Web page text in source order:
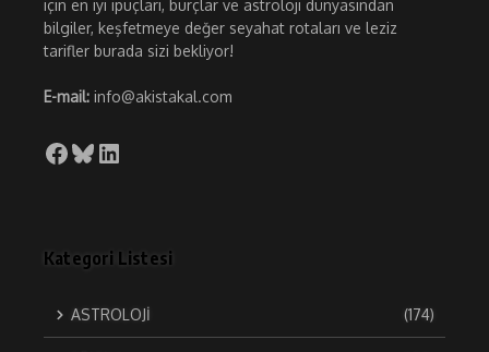
için en iyi ipuçları, burçlar ve astroloji dünyasından
bilgiler, keşfetmeye değer seyahat rotaları ve leziz
tarifler burada sizi bekliyor!
E-mail: info@akistakal.com
Facebook
Bluesky
LinkedIn
Kategori Listesi
ASTROLOJİ (174)